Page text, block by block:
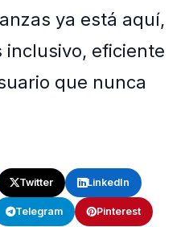
ya está aquí,
inclusivo, eficiente
que nunca
Twitter LinkedIn
Telegram Pinterest